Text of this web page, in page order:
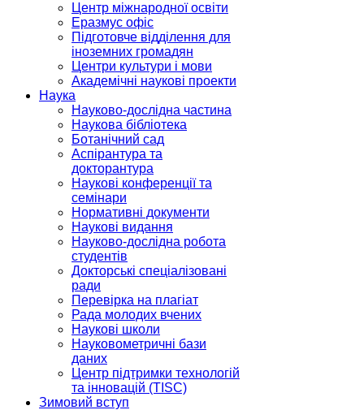
Центр міжнародної освіти
Еразмус офіс
Підготовче відділення для
іноземних громадян
Центри культури і мови
Академічні наукові проекти
Наука
Науково-дослідна частина
Наукова бібліотека
Ботанічний сад
Аспірантура та
докторантура
Наукові конференції та
семінари
Нормативні документи
Наукові видання
Науково-дослідна робота
студентів
Докторські спеціалізовані
ради
Перевірка на плагіат
Рада молодих вчених
Наукові школи
Науковометричні бази
даних
Центр підтримки технологій
та інновацій (TISC)
Зимовий вступ